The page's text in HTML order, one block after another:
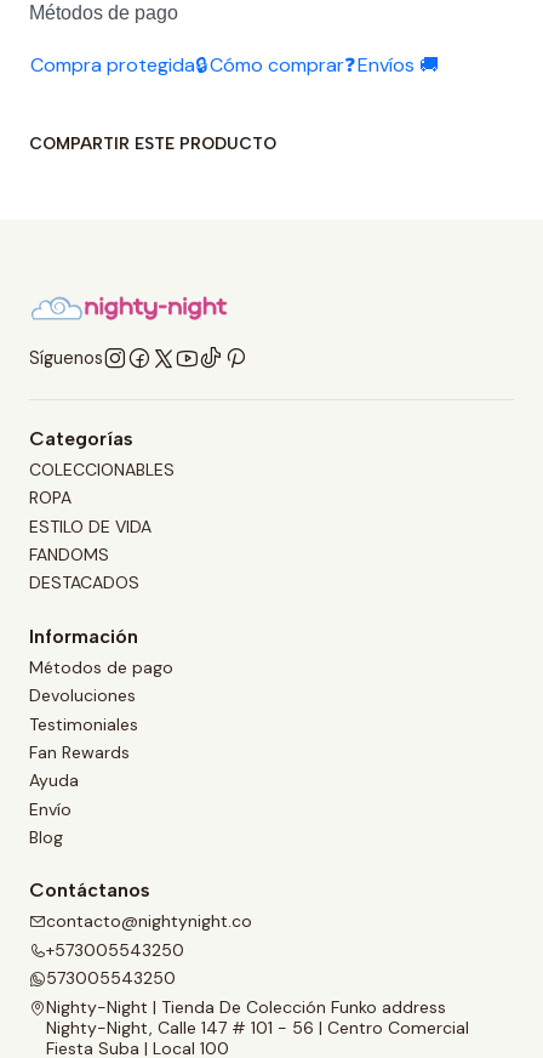
Métodos de pago
Compra protegida🔒Cómo comprar❓Envíos 🚚
COMPARTIR ESTE PRODUCTO
Síguenos
Categorías
COLECCIONABLES
ROPA
ESTILO DE VIDA
FANDOMS
DESTACADOS
Información
Métodos de pago
Devoluciones
Testimoniales
Fan Rewards
Ayuda
Envío
Blog
Contáctanos
contacto@nightynight.co
+573005543250
573005543250
Nighty-Night | Tienda De Colección Funko address
Nighty-Night, Calle 147 # 101 - 56 | Centro Comercial
Fiesta Suba | Local 100